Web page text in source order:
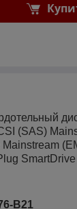
(SAS)
B21